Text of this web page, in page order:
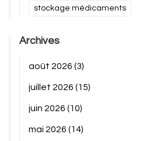
stockage médicaments
Archives
août 2026 (3)
juillet 2026 (15)
juin 2026 (10)
mai 2026 (14)